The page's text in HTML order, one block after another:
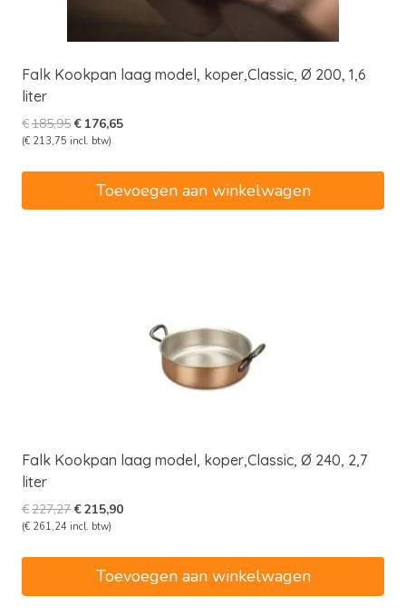
Falk Kookpan laag model, koper,Classic, Ø 200, 1,6
liter
€185,95Oorspronkelijke
prijs
€185,95.
€ 176,65Huidige
(€ 213,75 incl. btw)
Toevoegen aan winkelwagen
Falk Kookpan laag model, koper,Classic, Ø 240, 2,7
liter
€227,27Oorspronkelijke
prijs
€227,27.
€215,90Huidige
(€ 261,24 incl. btw)
Toevoegen aan winkelwagen